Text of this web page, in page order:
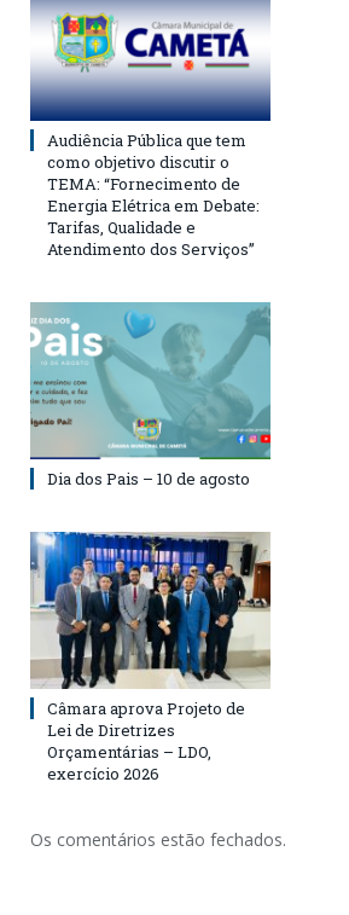
Audiência Pública que tem
como objetivo discutir o
TEMA: “Fornecimento de
Energia Elétrica em Debate:
Tarifas, Qualidade e
Atendimento dos Serviços”
Dia dos Pais – 10 de agosto
Câmara aprova Projeto de
Lei de Diretrizes
Orçamentárias – LDO,
exercício 2026
Os comentários estão fechados.